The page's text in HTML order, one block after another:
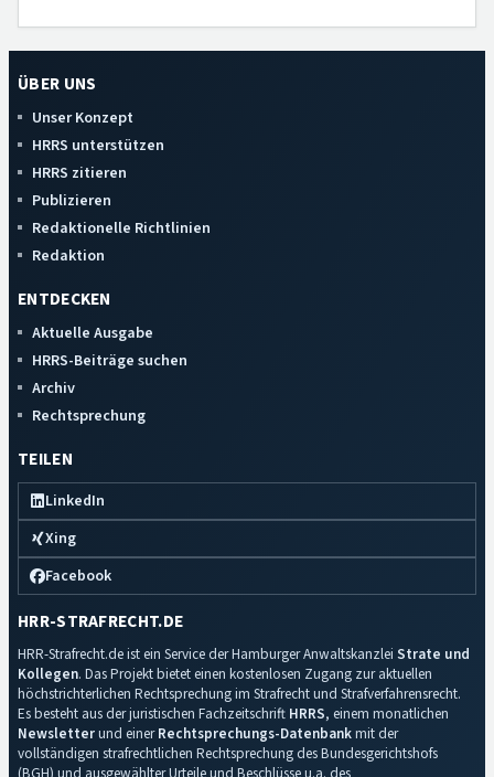
ÜBER UNS
Unser Konzept
HRRS unterstützen
HRRS zitieren
Publizieren
Redaktionelle Richtlinien
Redaktion
ENTDECKEN
Aktuelle Ausgabe
HRRS-Beiträge suchen
Archiv
Rechtsprechung
TEILEN
LinkedIn
Xing
Facebook
HRR-STRAFRECHT.DE
HRR-Strafrecht.de ist ein Service der Hamburger Anwaltskanzlei Strate und
Kollegen. Das Projekt bietet einen kostenlosen Zugang zur aktuellen
höchstrichterlichen Rechtsprechung im Strafrecht und Strafverfahrensrecht.
Es besteht aus der juristischen Fachzeitschrift HRRS, einem monatlichen
Newsletterund einerRechtsprechungs-Datenbankmit der
vollständigen strafrechtlichen Rechtsprechung des Bundesgerichtshofs